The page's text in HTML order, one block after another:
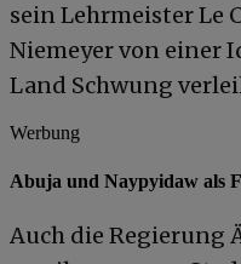
sein Lehrmeister Le
Niemeyer von einer
Land Schwung
Werbung
Abuja und Naypyidaw als
Auch die Regierung